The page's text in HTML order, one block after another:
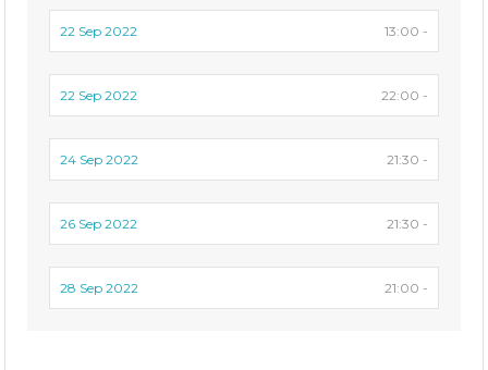
22 Sep 2022 13:00 -
22 Sep 2022 22:00 -
24 Sep 2022 21:30 -
26 Sep 2022 21:30 -
28 Sep 2022 21:00 -